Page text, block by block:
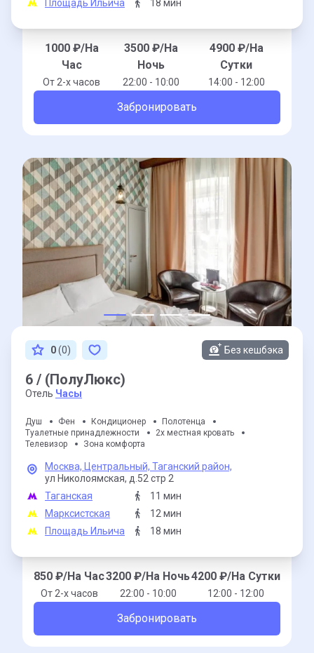
Площадь Ильича 18 мин
1000₽/На
Час
От 2-x часов
3500 ₽/На
Ночь
22:00 - 10:00
4900₽/На
Сутки
14:00 - 12:00
Забронировать
0(0) Без кешбэка
6 / (ПолуЛюкс)
Отель Часы
Душ Фен Кондиционер
Полотенца
Туалетные принадлежности
2х местная кровать
Телевизор
Зона комфорта
Москва, Центральный, Таганский район,
ул Николоямская, д.52 стр 2
Таганская
11 мин
Марксистская
12 мин
Площадь Ильича
18 мин
850 ₽/На Час
От 2-x часов
3200 ₽/На Ночь
22:00 - 10:00
4200 ₽/На Сутки
12:00 - 12:00
Забронировать